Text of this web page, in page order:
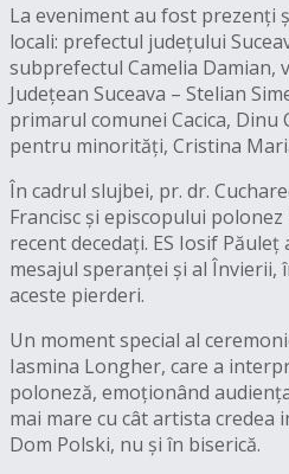
La eveniment au fost prezenți
locali: prefectul județului
subprefectul Camelia Damian,
Județean Suceava – Stelian
primarul comunei Cacica, Dinu
pentru minorități, Cristina
În cadrul slujbei, pr. dr.
Francisc și episcopului
recent decedați. ES Iosif
mesajul speranței și al Învierii,
aceste pierderi.
Un moment special al
Iasmina Longher, care a
poloneză, emoționând
mai mare cu cât artista credea
Dom Polski, nu și în biserică.